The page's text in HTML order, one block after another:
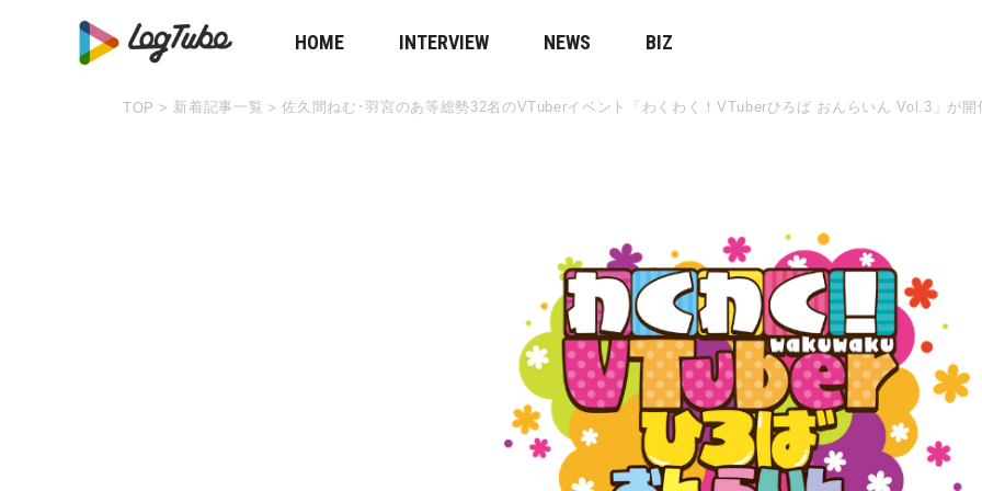
HOME INTERVIEW NEWS BIZ
TOP > 新着記事一覧 > 佐久間ねむ･羽宮のあ等総勢32名のVTuberイベント「わくわく！VTuberひろば おんらいん Vol.3」が開